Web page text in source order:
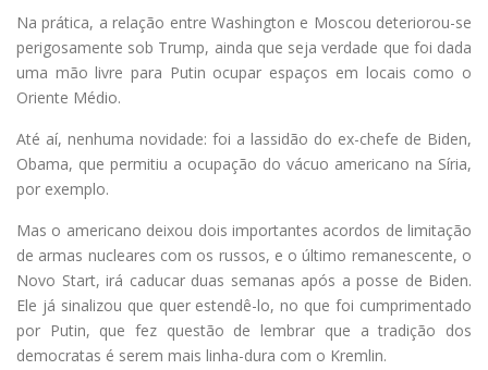
Na prática, a relação entre Washington e Moscou deteriorou-se
perigosamente sob Trump, ainda que seja verdade que foi dada
uma mão livre para Putin ocupar espaços em locais como o
Oriente Médio.
Até aí, nenhuma novidade: foi a lassidão do ex-chefe de Biden,
Obama, que permitiu a ocupação do vácuo americano na Síria,
por exemplo.
Mas o americano deixou dois importantes acordos de limitação
de armas nucleares com os russos, e o último remanescente, o
Novo Start, irá caducar duas semanas após a posse de Biden.
Ele já sinalizou que quer estendê-lo, no que foi cumprimentado
por Putin, que fez questão de lembrar que a tradição dos
democratas é serem mais linha-dura com o Kremlin.